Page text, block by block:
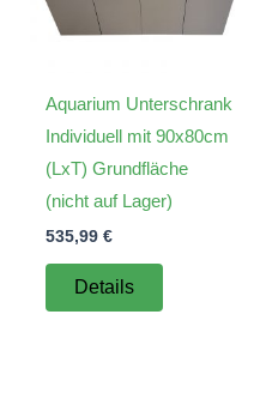
Aquarium Unterschrank
Individuell mit 90x80cm
(LxT) Grundfläche
(nicht auf Lager)
535,99 €
Details